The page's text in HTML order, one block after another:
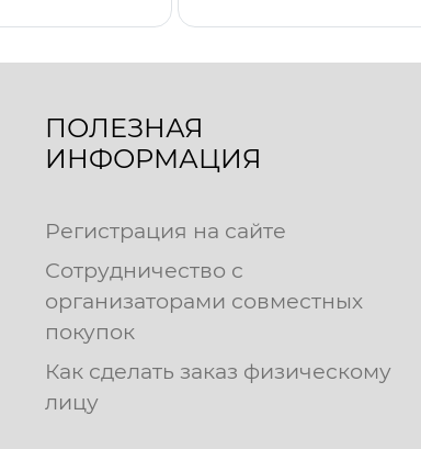
ПОЛЕЗНАЯ
ИНФОРМАЦИЯ
Регистрация на сайте
Сотрудничество с
организаторами совместных
покупок
Как сделать заказ физическому
лицу